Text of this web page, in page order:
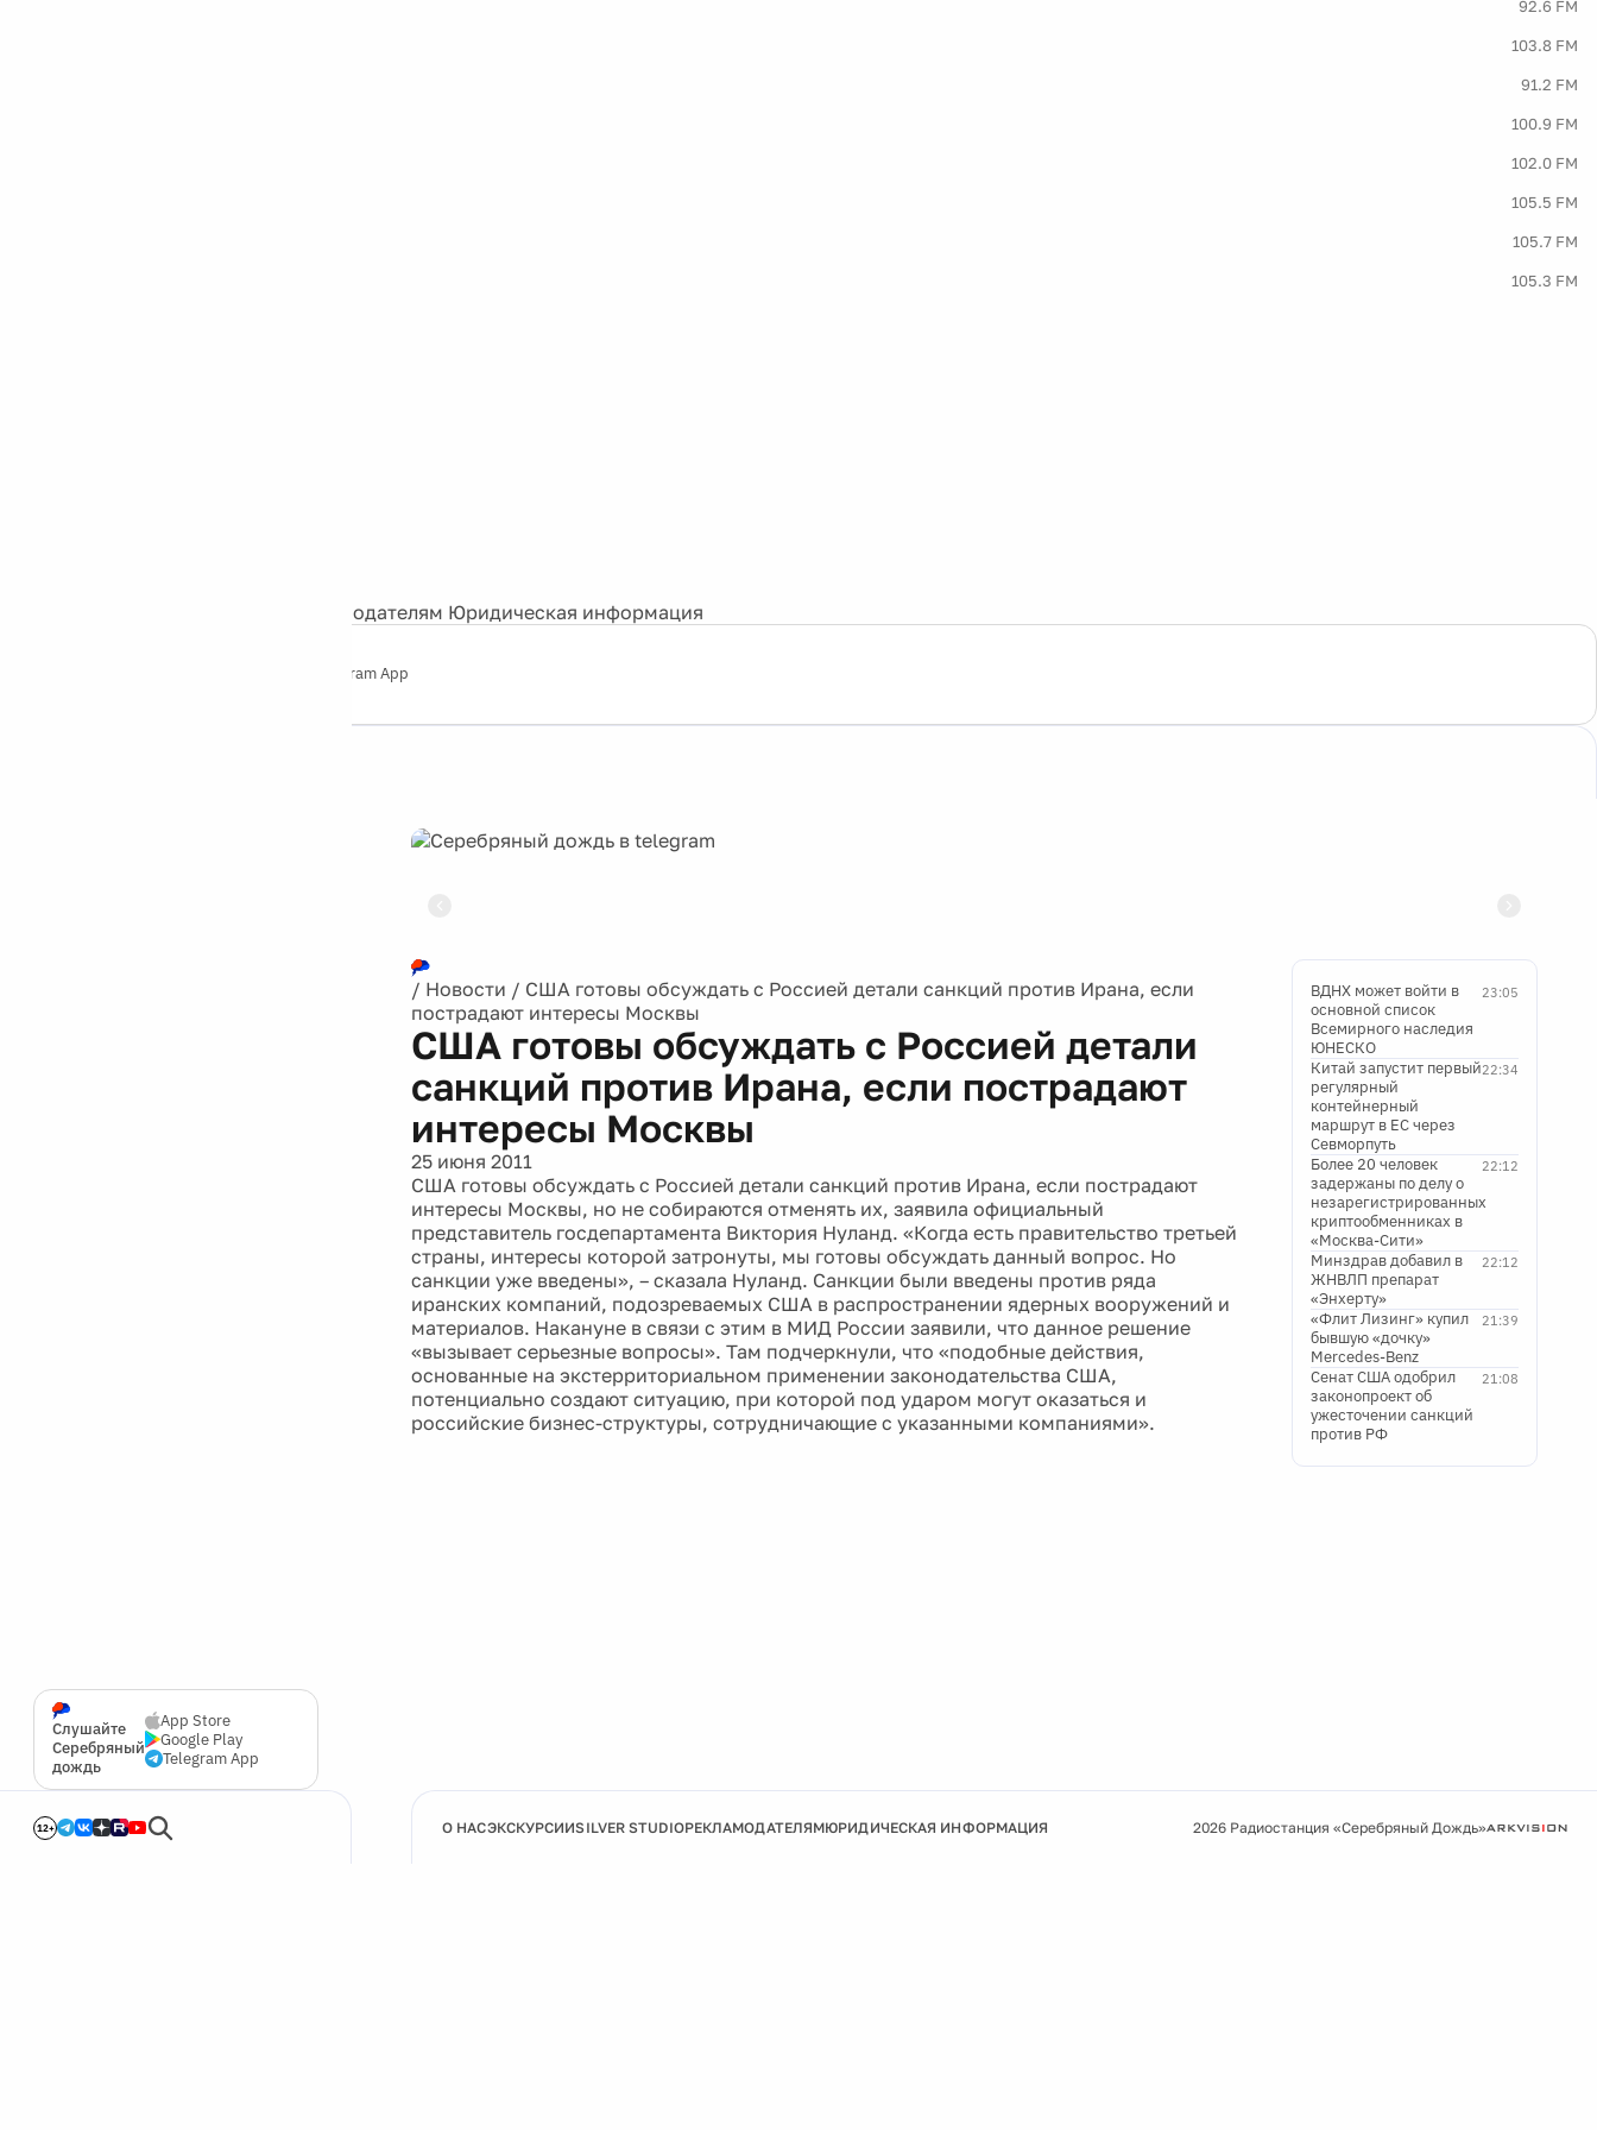
92.6 FM
103.8 FM
91.2 FM
100.9 FM
102.0 FM
105.5 FM
105.7 FM
105.3 FM
Рекламодателям Юридическая информация
Telegram App
Слушайте
Серебряный
дождь
App Store
Google Play
Telegram App
12+
/ Новости / США готовы обсуждать с Россией детали санкций против Ирана, если
пострадают интересы Москвы
США готовы обсуждать с Россией детали
санкций против Ирана, если пострадают
интересы Москвы
25 июня 2011
США готовы обсуждать с Россией детали санкций против Ирана, если пострадают
интересы Москвы, но не собираются отменять их, заявила официальный
представитель госдепартамента Виктория Нуланд. «Когда есть правительство третьей
страны, интересы которой затронуты, мы готовы обсуждать данный вопрос. Но
санкции уже введены», – сказала Нуланд. Санкции были введены против ряда
иранских компаний, подозреваемых США в распространении ядерных вооружений и
материалов. Накануне в связи с этим в МИД России заявили, что данное решение
«вызывает серьезные вопросы». Там подчеркнули, что «подобные действия,
основанные на экстерриториальном применении законодательства США,
потенциально создают ситуацию, при которой под ударом могут оказаться и
российские бизнес-структуры, сотрудничающие с указанными компаниями».
23:05
ВДНХ может войти в
основной список
Всемирного наследия
ЮНЕСКО
22:34
Китай запустит первый
регулярный
контейнерный
маршрут в ЕС через
Севморпуть
22:12
Более 20 человек
задержаны по делу о
незарегистрированных
криптообменниках в
«Москва-Сити»
22:12
Минздрав добавил в
ЖНВЛП препарат
«Энхерту»
21:39
«Флит Лизинг» купил
бывшую «дочку»
Mercedes-Benz
21:08
Сенат США одобрил
законопроект об
ужесточении санкций
против РФ
О НАСЭКСКУРСИИSILVER STUDIOРЕКЛАМОДАТЕЛЯМЮРИДИЧЕСКАЯ ИНФОРМАЦИЯ 2026 Радиостанция «Серебряный Дождь»